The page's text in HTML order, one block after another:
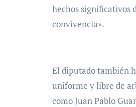
hechos significativos
convivencia».
El diputado también
uniforme y libre de
como Juan Pablo